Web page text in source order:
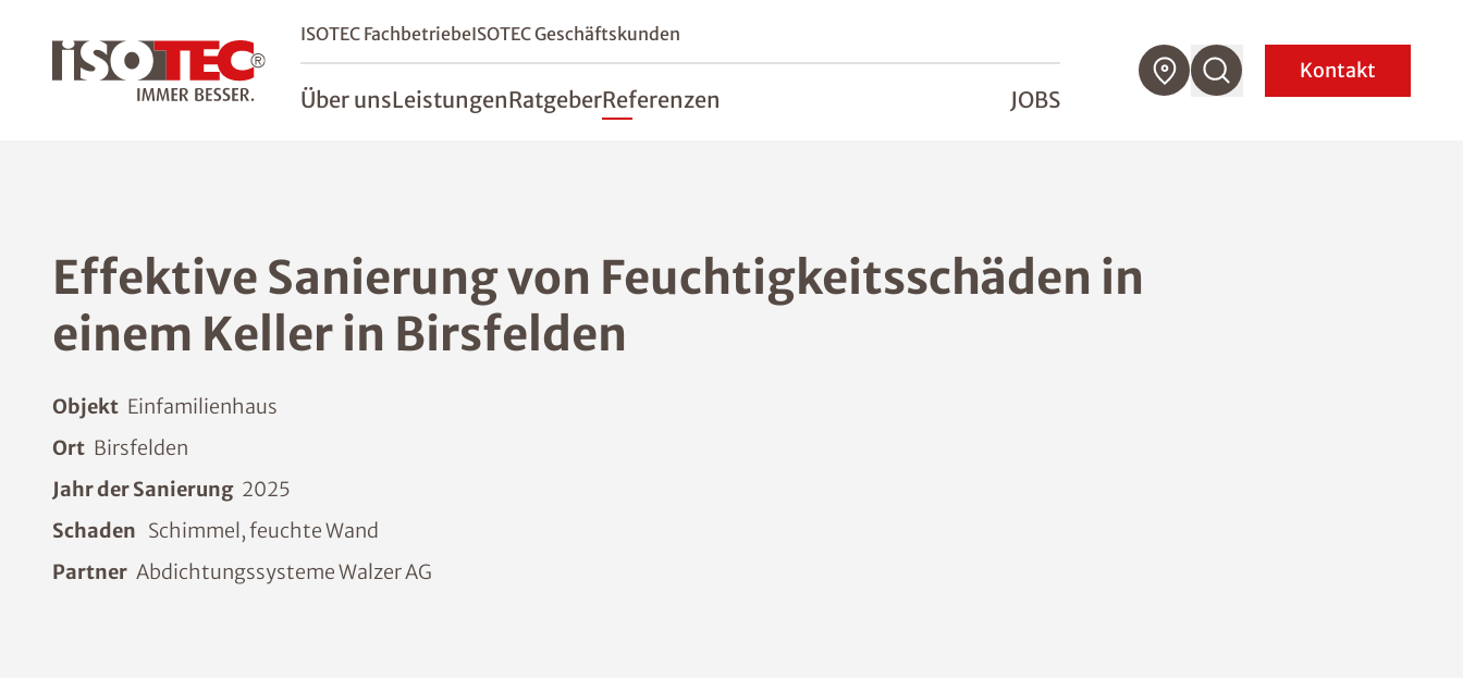
ISOTEC FachbetriebeISOTEC Geschäftskunden
Über unsLeistungenRatgeberReferenzen JOBS
Kontakt
Effektive Sanierung von Feuchtigkeitsschäden in
einem Keller in Birsfelden
Objekt Einfamilienhaus
Ort Birsfelden
Jahr der Sanierung 2025
Schaden Schimmel, feuchte Wand
Partner Abdichtungssysteme Walzer AG